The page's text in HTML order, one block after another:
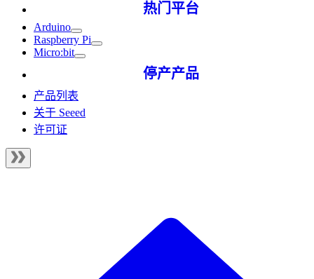
热门平台
Arduino
Raspberry Pi
Micro:bit
停产产品
产品列表
关于 Seeed
许可证